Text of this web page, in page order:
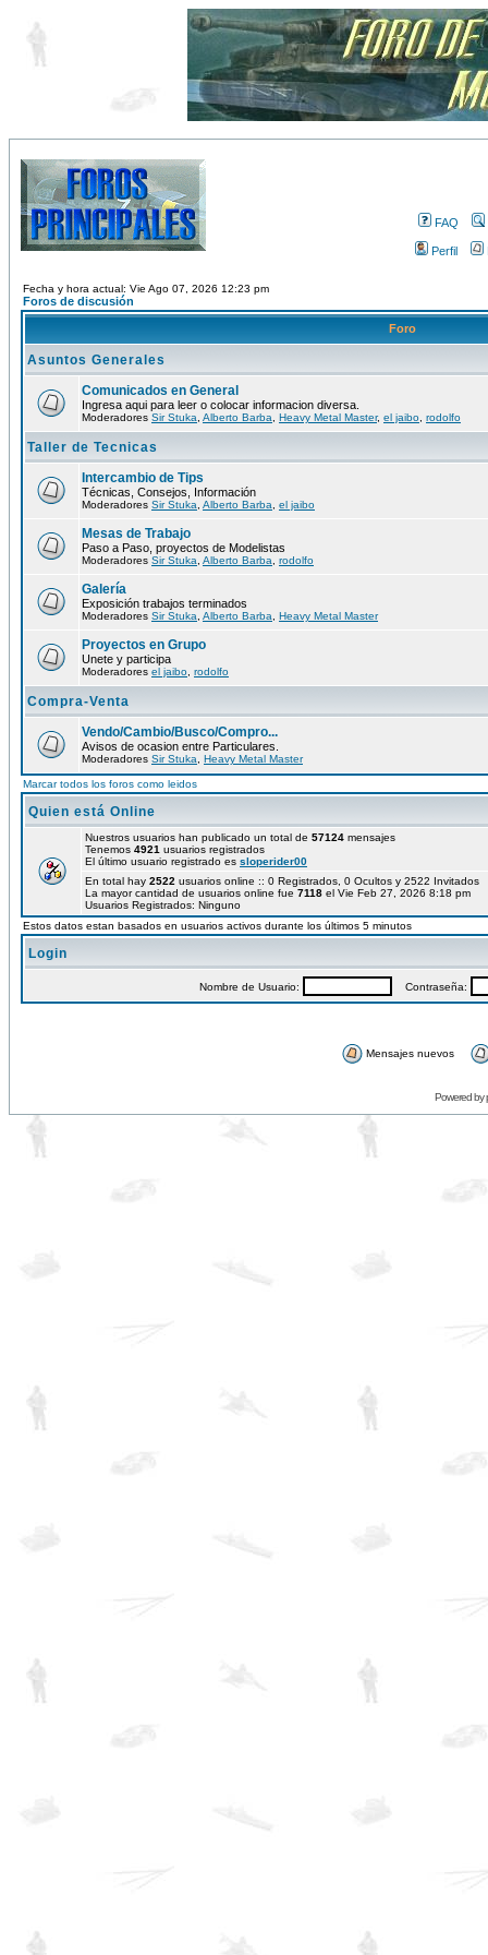
FAQ
Perfil
Fecha y hora actual: Vie Ago 07, 2026 12:23 pm
Foros de discusión
Foro
Asuntos Generales
Comunicados en General
Ingresa aqui para leer o colocar informacion diversa.
Moderadores Sir Stuka Alberto Barba Heavy Metal Master, el jaibo rodolfo
Taller de Tecnicas
Intercambio de Tips
Técnicas, Consejos, Información
Moderadores Sir Stuka Alberto Barba el jaibo
Mesas de Trabajo
Paso a Paso, proyectos de Modelistas
Moderadores Sir Stuka Alberto Barba rodolfo
Galería
Exposición trabajos terminados
Moderadores Sir Stuka Alberto Barba Heavy Metal Master
Proyectos en Grupo
Unete y participa
Moderadores el jaibo rodolfo
Compra-Venta
Vendo/Cambio/Busco/Compro...
Avisos de ocasion entre Particulares.
Moderadores Sir Stuka Heavy Metal Master
Marcar todos los foros como leidos
Quien está Online
Nuestros usuarios han publicado un total de 57124 mensajes
Tenemos 4921 usuarios registrados
El último usuario registrado es sloperider00
En total hay 2522 usuarios online :: 0 Registrados, 0 Ocultos y 2522
La mayor cantidad de usuarios online fue 7118 el Vie Feb 27, 2026 8:18 pm
Usuarios Registrados: Ninguno
Estos datos estan basados en usuarios activos durante los últimos 5 minutos
Login
Nombre de Usuario: Contraseña:
Mensajes nuevos
Powered by